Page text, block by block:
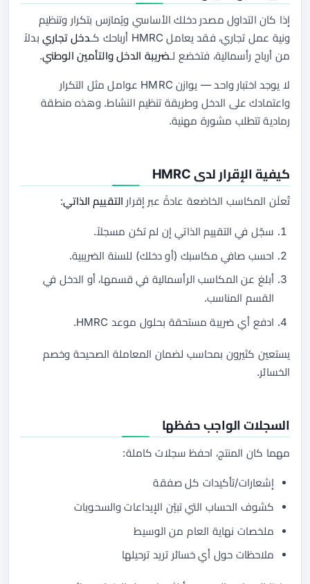
إذا كان التداول مصدر دخلك الأساسي ويُمارَس بتكرار وتنظيم
ونية عمل تجاري، فقد يعامل HMRC أرباحك كـ
دخل تجاريبدلاً
من أرباح رأسمالية، فتخضع لـضريبة الدخل والتأمين الوطني.
لا يوجد اختبار واحد — يوازن HMRC عوامل مثل التكرار
واعتمادك على الدخل وطريقة تنظيم النشاط. وهذه منطقة
رمادية تتطلب مشورة مهنية.
كيفية الإقرار لدى HMRC
تُعلَن المكاسب الخاضعة عادةً عبر إقرار التقييم الذاتي:
سجّل في التقييم الذاتي إن لم تكن مسجلاً.
احسب صافي مكاسبك (أو دخلك) للسنة الضريبية.
أبلغ عن المكاسب الرأسمالية في قسمها، أو الدخل في
القسم المناسب.
ادفع أي ضريبة مستحقة بحلول موعد HMRC.
يستعين كثيرون بمحاسب لضمان المعاملة الصحيحة وخصم
الخسائر.
السجلات الواجب حفظها
مهما كان المنتج، احفظ سجلات كاملة:
إشعارات/تأكيدات كل صفقة
كشوف الحساب التي تبيّن الإيداعات والسحوبات
ملخصات نهاية العام من الوسيط
ملاحظات حول أي خسائر تريد ترحيلها